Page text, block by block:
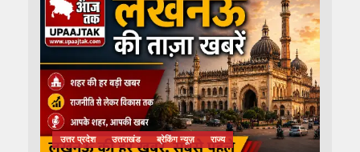
उत्तर प्रदेश उत्तराखंड ब्रेकिंग न्यूज़ राज्य